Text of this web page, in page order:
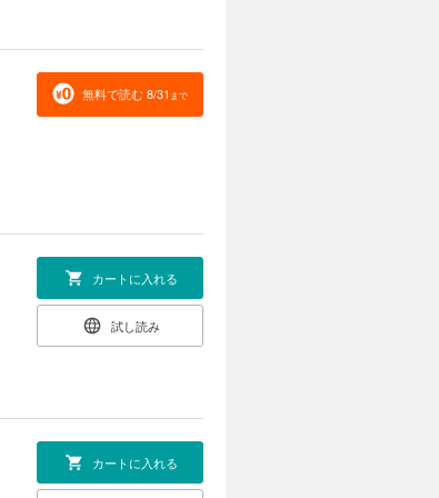
無料で読む 8/31 まで
カートに入れる
試し読み
カートに入れる